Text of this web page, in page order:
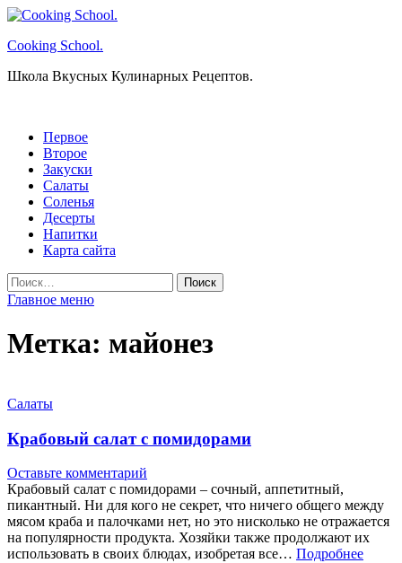
Перейти
содержимому
Cooking School.
Школа Вкусных Кулинарных Рецептов.
Первое
Второе
Закуски
Салаты
Соленья
Десерты
Напитки
Карта сайта
Найти:
Главное меню
Метка: майонез
Салаты
Крабовый салат с помидорами
Оставьте комментарий
Крабовый салат с помидорами – сочный, аппетитный,
пикантный. Ни для кого не секрет, что ничего общего между
мясом краба и палочками нет, но это нисколько не отражается
на популярности продукта. Хозяйки также продолжают их
использовать в своих блюдах, изобретая все… Подробнее